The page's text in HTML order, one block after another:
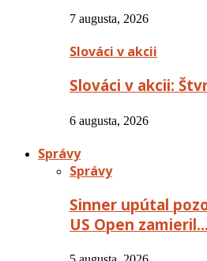
7 augusta, 2026
Slováci v akcii
Slováci v akcii:
6 augusta, 2026
Správy
Správy
Sinner upútal
US Open zamieril…